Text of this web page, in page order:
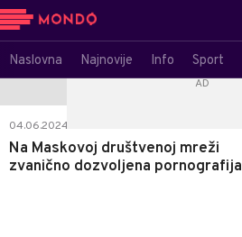
Naslovna Najnovije Info Sport
04.06.2024.
Na Maskovoj društvenoj mreži
zvanično dozvoljena pornografija